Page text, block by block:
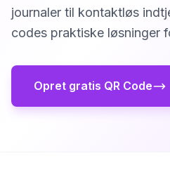
journaler til kontaktløs
codes praktiske løsninger
Opret gratis QR Code